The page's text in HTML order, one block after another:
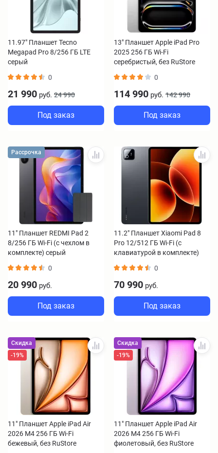
11.97" Планшет Tecno
Megapad Pro 8/256 ГБ LTE
серый
0
21 990 руб. 24 990
Под заказ
13" Планшет Apple iPad Pro
2025 256 ГБ Wi-Fi
серебристый, без RuStore
0
114 990 руб. 142 990
Под заказ
Рассрочка
11" Планшет REDMI Pad 2
8/256 ГБ Wi-Fi (с чехлом в
комплекте) серый
0
20 990 руб.
Под заказ
11.2" Планшет Xiaomi Pad 8
Pro 12/512 ГБ Wi-Fi (с
клавиатурой в комплекте)
0
70 990 руб.
Под заказ
Скидка
-19%
11" Планшет Apple iPad Air
2026 M4 256 ГБ Wi-Fi
бежевый, без RuStore
Скидка
-19%
11" Планшет Apple iPad Air
2026 M4 256 ГБ Wi-Fi
фиолетовый, без RuStore